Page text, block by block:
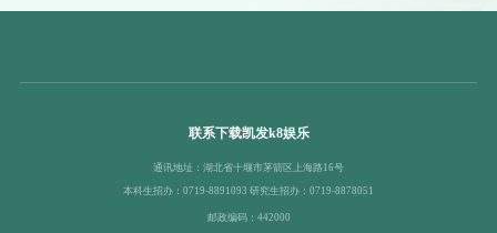
联系下载凯发k8娱乐
通讯地址：湖北省十堰市茅箭区上海路16号
本科生招办：0719-8891093 研究生招办：0719-8878051
邮政编码：442000